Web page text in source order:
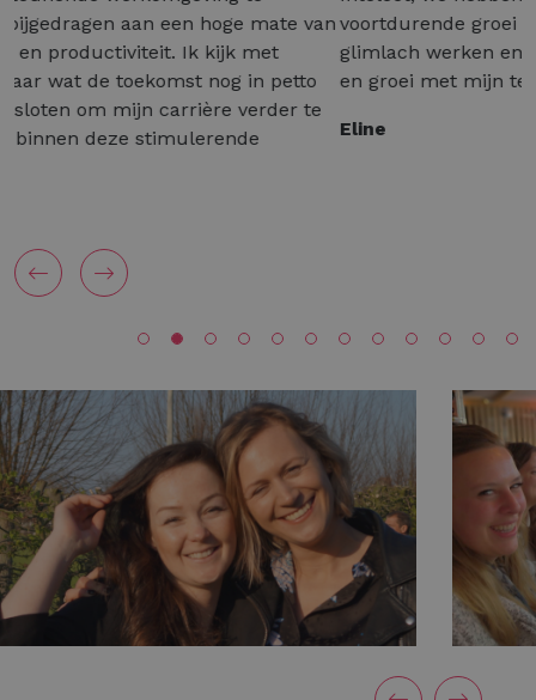
voortdurende groei en leren. Ik kom elke dag met de
glimlach werken en ik kijk uit naar toekomstig succes
en groei met mijn team!
Eline